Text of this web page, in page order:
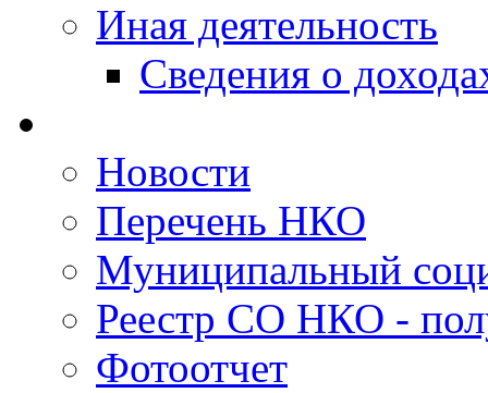
Иная деятельность
Сведения о
Новости
Перечень НКО
Муниципальный
Реестр СО НКО -
Фотоотчет